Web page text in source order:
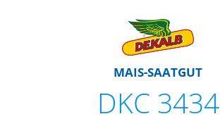
MAIS-SAATGUT
DKC 3434